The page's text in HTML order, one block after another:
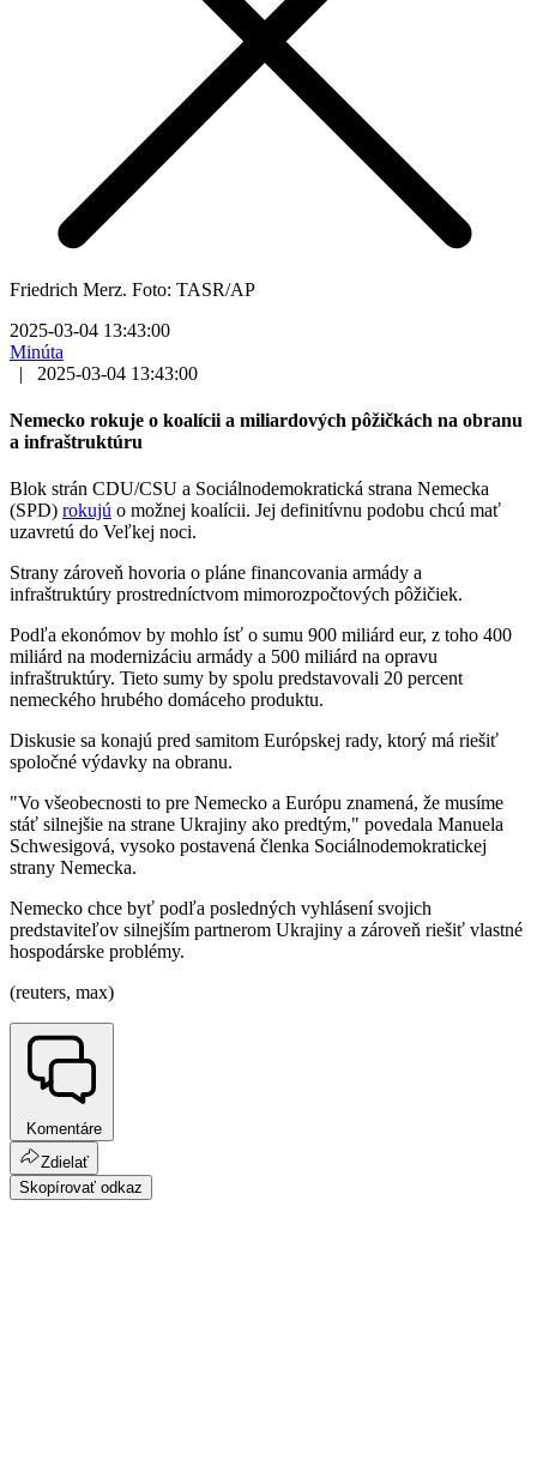
Friedrich Merz. Foto: TASR/AP
2025-03-04 13:43:00
Minúta
|
2025-03-04 13:43:00
Nemecko rokuje o koalícii a miliardových pôžičkách na obranu
a infraštruktúru
Blok strán CDU/CSU a Sociálnodemokratická strana Nemecka
(SPD) rokujú o možnej koalícii. Jej definitívnu podobu chcú mať
uzavretú do Veľkej noci.
Strany zároveň hovoria o pláne financovania armády a
infraštruktúry prostredníctvom mimorozpočtových pôžičiek.
Podľa ekonómov by mohlo ísť o sumu 900 miliárd eur, z toho 400
miliárd na modernizáciu armády a 500 miliárd na opravu
infraštruktúry. Tieto sumy by spolu predstavovali 20 percent
nemeckého hrubého domáceho produktu.
Diskusie sa konajú pred samitom Európskej rady, ktorý má riešiť
spoločné výdavky na obranu.
"Vo všeobecnosti to pre Nemecko a Európu znamená, že musíme
stáť silnejšie na strane Ukrajiny ako predtým," povedala Manuela
Schwesigová, vysoko postavená členka Sociálnodemokratickej
strany Nemecka.
Nemecko chce byť podľa posledných vyhlásení svojich
predstaviteľov silnejším partnerom Ukrajiny a zároveň riešiť vlastné
hospodárske problémy.
(reuters, max)
Komentáre
Zdielať
Skopírovať odkaz